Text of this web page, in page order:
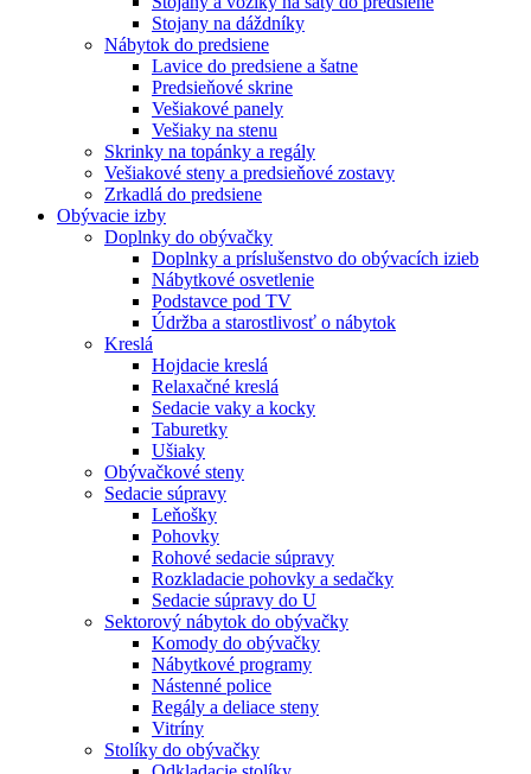
Stojany na dáždníky
Nábytok do predsiene
Lavice do predsiene a šatne
Predsieňové skrine
Vešiakové panely
Vešiaky na stenu
Skrinky na topánky a regály
Vešiakové steny a predsieňové zostavy
Zrkadlá do predsiene
Obývacie izby
Doplnky do obývačky
Doplnky a príslušenstvo do obývacích izieb
Nábytkové osvetlenie
Podstavce pod TV
Údržba a starostlivosť o nábytok
Kreslá
Hojdacie kreslá
Relaxačné kreslá
Sedacie vaky a kocky
Taburetky
Ušiaky
Obývačkové steny
Sedacie súpravy
Leňošky
Pohovky
Rohové sedacie súpravy
Rozkladacie pohovky a sedačky
Sedacie súpravy do U
Sektorový nábytok do obývačky
Komody do obývačky
Nábytkové programy
Nástenné police
Regály a deliace steny
Vitríny
Stolíky do obývačky